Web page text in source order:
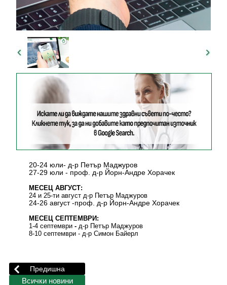
20-24 юли- д-р Петър Маджуров
27-29 юли - проф. д-р Йорн-Андре Хорачек
МЕСЕЦ АВГУСТ:
24 и 25-ти август д-р Петър Маджуров
24-26 август -проф. д-р Йорн-Андре Хорачек
МЕСЕЦ СЕПТЕМВРИ:
1-4 септември-д-р Петър Маджуров
8-10 септември - д-р Симон Байерл